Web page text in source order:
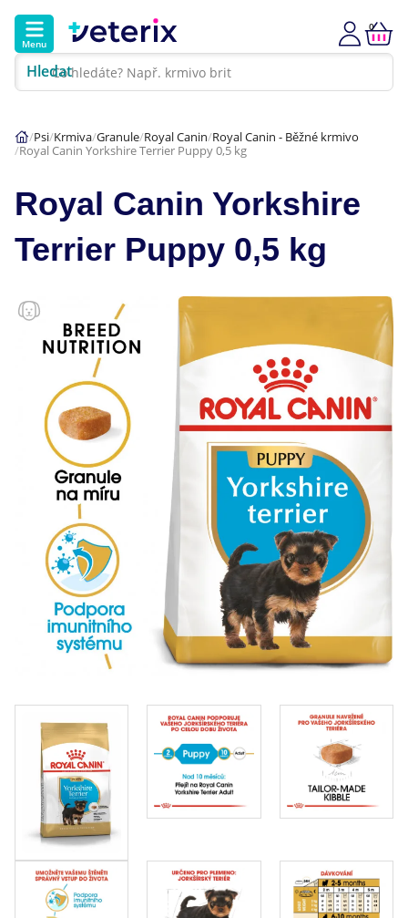
Menu
Hledat
0
Hlavní kategorie
Akce
Psi
Kočky
Veterinární diety
Dárkové poukazy
Klinika Veterix
777 319 516 (Po–Pá, 9–19h; So–Ne, 9–14h)
info@veterix.cz
E-shop Veterix
777 319 517 (Po–Pá, 8–15h)
eshop@veterix.cz
Psi Krmiva Granule Royal Canin Royal Canin - Běžné krmivo
Royal Canin Yorkshire Terrier Puppy 0,5 kg
Royal Canin Yorkshire
Terrier Puppy 0,5 kg